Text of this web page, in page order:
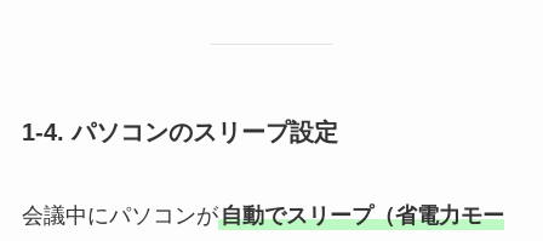
1-4. パソコンのスリープ設定
会議中にパソコンが自動でスリープ（省電力モー